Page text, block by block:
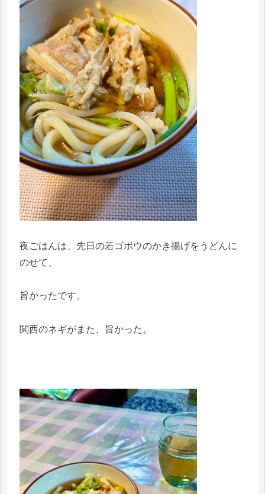
夜ごはんは、先日の若ゴボウのかき揚げをうどんに
のせて、
旨かったです。
関西のネギがまた、旨かった。